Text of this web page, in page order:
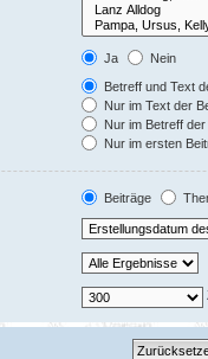
Ja
Nein
Betreff und Text
Nur im Text der
Nur im Betreff
Nur im ersten
Beiträge